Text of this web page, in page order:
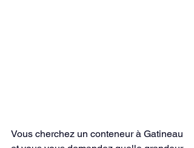
Vous cherchez un conteneur à Gatineau